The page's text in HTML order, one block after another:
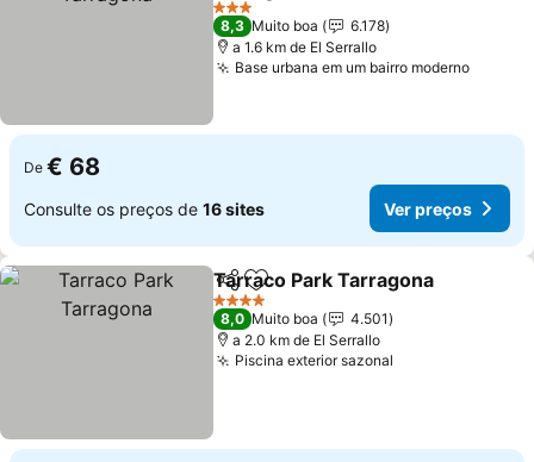
Ver preços
3 Estrelas
8,3 Muito boa
6.178
a 1.6 km de El Serrallo
Base urbana em um bairro modernoVer
De € 68
Consulte os preços de 16 sites Ver preços
PartilharAdicionar aos favoritos
Tarraco Park Tarragona
4 Estrelas
8,0 Muito boa
4.501
a 2.0 km de El Serrallo
Piscina exterior sazonal